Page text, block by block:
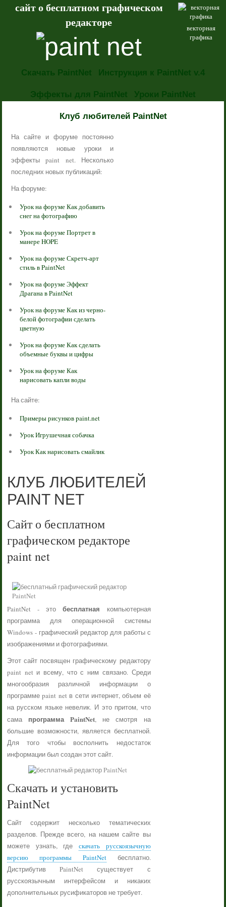
векторная
графика
сайт о бесплатном графическом
редакторе
Скачать PaintNet Инструкция к PaintNet v.4
Эффекты для PaintNet Уроки PaintNet
Клуб любителей PaintNet
На сайте и форуме постоянно
появляются новые уроки и
эффекты paint net. Несколько
последних новых публикаций:
На форуме:
Урок на форуме Как добавить
снег на фотографию
Урок на форуме Портрет в
манере HOPE
Урок на форуме Скретч-арт
стиль в PaintNet
Урок на форуме Эффект
Драгана в PaintNet
Урок на форуме Как из черно-
белой фотографии сделать
цветную
Урок на форуме Как сделать
объемные буквы и цифры
Урок на форуме Как
нарисовать капли воды
На сайте:
Примеры рисунков paint.net
Урок Игрушечная собачка
Урок Как нарисовать смайлик
КЛУБ ЛЮБИТЕЛЕЙ
PAINT NET
Сайт о бесплатном
графическом редакторе
paint net
PaintNet - этобесплатная компьютерная
программа для операционной системы
Windows - графический редактор для работы с
изображениями и фотографиями.
Этот сайт посвящен графическому редактору
paint net и всему, что с ним связано. Среди
многообразия различной информации о
программе paint net в сети интернет, объем её
на русском языке невелик. И это притом, что
сама программа PaintNet, не смотря на
большие возможности, является бесплатной.
Для того чтобы восполнить недостаток
информации был создан этот сайт.
Скачать и установить
PaintNet
Сайт содержит несколько тематических
разделов. Прежде всего, на нашем сайте вы
можете узнать, где скачать русскоязычную
версию программы PaintNetбесплатно.
Дистрибутив PaintNet существует с
русскоязычным интерфейсом и никаких
дополнительных русификаторов не требует.